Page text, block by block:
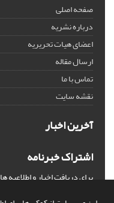
صفحه اصلی
درباره نشریه
اعضای هیات تحریریه
ارسال مقاله
تماس با ما
نقشه سایت
آخرین اخبار
اشتراک خبرنامه
برای دریافت اخبار و